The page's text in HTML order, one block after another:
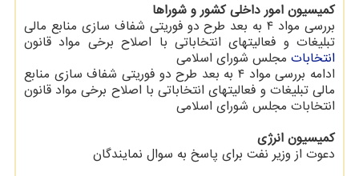
كمیسیون امور داخلی كشور و شوراها
بررسی مواد ۴ به بعد طرح دو فوریتی شفاف سازی منابع مالی
تبلیغات و فعالیتهای انتخاباتی با اصلاح برخی مواد قانون
انتخابات مجلس شورای اسلامی
ادامه بررسی مواد ۴ به بعد طرح دو فوریتی شفاف سازی منابع
مالی تبلیغات و فعالیتهای انتخاباتی با اصلاح برخی مواد قانون
انتخابات مجلس شورای اسلامی
كمیسیون انرژی
دعوت از وزیر نفت برای پاسخ به سوال نمایندگان